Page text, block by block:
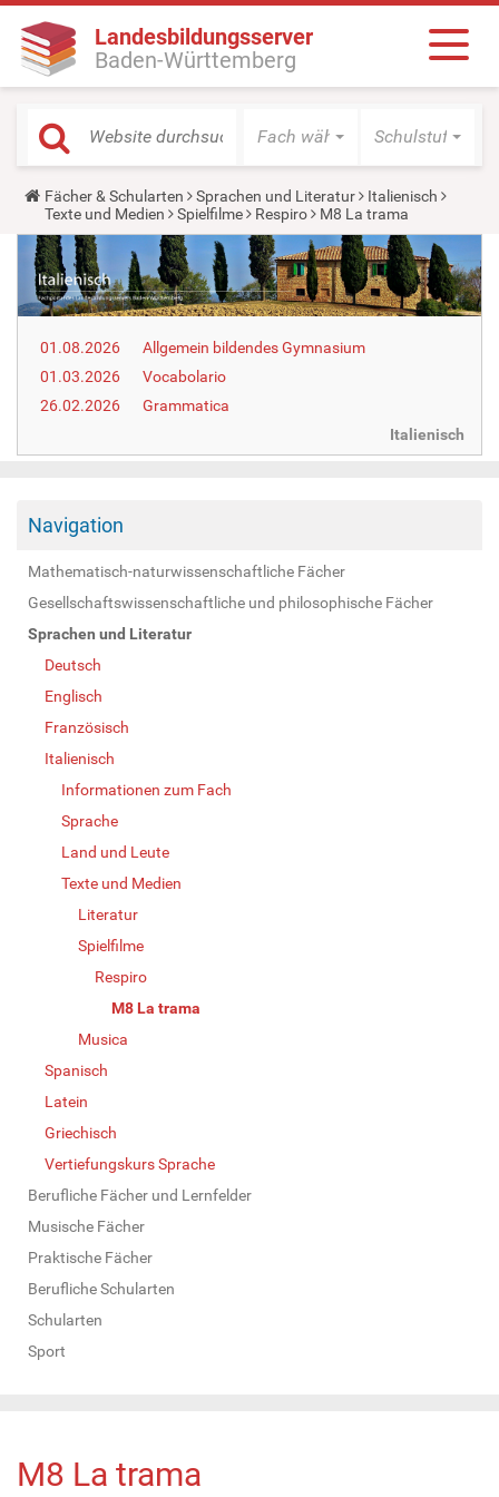
Landesbildungsserver
Baden-Württemberg
Fach wählen Schulstufe
Y
o
u
a
r
e
h
e
e
:
Fächer & Schularten Sprachen und Literatur
Italienisch
Texte und Medien
Spielfilme Respiro M8 La trama
01.08.2026
Allgemein bildendes Gymnasium
01.03.2026
Vocabolario
26.02.2026
Grammatica
Italienisch
Navigation
Mathematisch-naturwissenschaftliche Fächer
Gesellschaftswissenschaftliche und philosophische Fächer
Sprachen und Literatur
Deutsch
Englisch
Französisch
Italienisch
Informationen zum Fach
Sprache
Land und Leute
Texte und Medien
Literatur
Spielfilme
Respiro
M8 La trama
Musica
Spanisch
Latein
Griechisch
Vertiefungskurs Sprache
Berufliche Fächer und Lernfelder
Musische Fächer
Praktische Fächer
Berufliche Schularten
Schularten
Sport
M8 La trama